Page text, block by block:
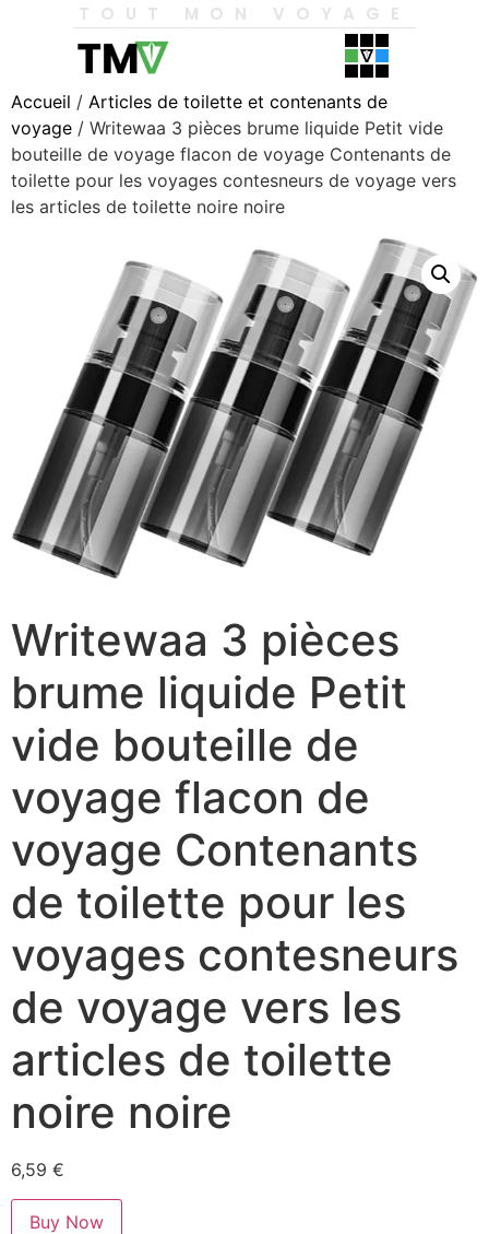
TOUT MON VOYAGE
Accueil / Articles de toilette et contenants de
voyage / Writewaa 3 pièces brume liquide Petit vide
bouteille de voyage flacon de voyage Contenants de
toilette pour les voyages contesneurs de voyage vers
les articles de toilette noire noire
Writewaa 3 pièces
brume liquide Petit
vide bouteille de
voyage flacon de
voyage Contenants
de toilette pour les
voyages contesneurs
de voyage vers les
articles de toilette
noire noire
6,59 €
Buy Now